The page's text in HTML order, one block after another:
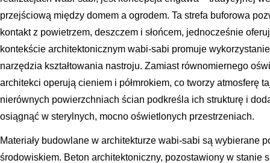
przejściową między domem a ogrodem. Ta strefa buforowa
kontakt z powietrzem, deszczem i słońcem, jednocześnie
kontekście architektonicznym wabi-sabi promuje
narzędzia kształtowania nastroju. Zamiast równomiernego
architekci operują cieniem i półmrokiem, co tworzy atmosferę
nierównych powierzchniach ścian podkreśla ich strukturę i
osiągnąć w sterylnych, mocno oświetlonych przestrzeniach.
Materiały budowlane w architekturze wabi-sabi są wybierane
środowiskiem. Beton architektoniczny, pozostawiony w stanie